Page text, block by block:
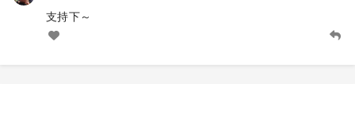
支持下～